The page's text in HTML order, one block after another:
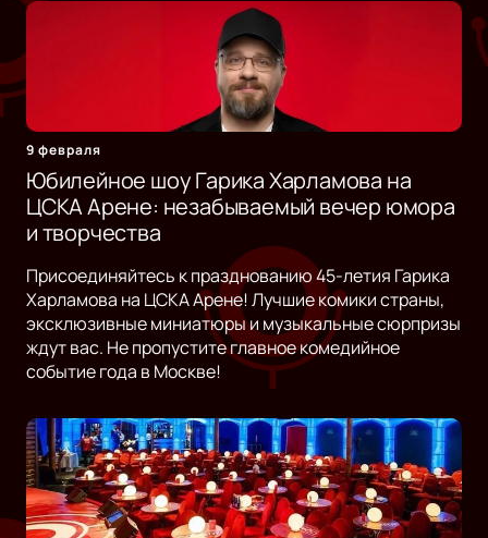
9 февраля
Юбилейное шоу Гарика Харламова на
ЦСКА Арене: незабываемый вечер юмора
и творчества
Присоединяйтесь к празднованию 45-летия Гарика
Харламова на ЦСКА Арене! Лучшие комики страны,
эксклюзивные миниатюры и музыкальные сюрпризы
ждут вас. Не пропустите главное комедийное
событие года в Москве!